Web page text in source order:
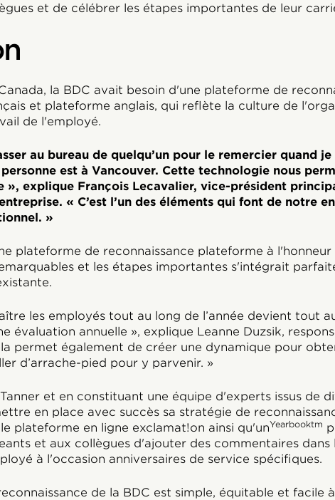
et de célébrer les étapes importantes de leur
la BDC avait besoin d'une plateforme de
et plateforme anglais, qui reflète la culture de
de l'employé.
au bureau de quelqu’un pour le remercier quand je
est à Vancouver. Cette technologie nous
», explique François Lecavalier, vice-président
« C’est l’un des éléments qui font de notre
»
plateforme de reconnaissance plateforme à l'honneur
et les étapes importantes s'intégrait
les employés tout au long de l’année devient tout
évaluation annuelle », explique Leanne Duzsik,
permet également de créer une dynamique pour
d’arrache-pied pour y parvenir. »
Tanner et en constituant une équipe d'experts issus de
en place avec succès sa stratégie de
plateforme en ligne exclamat!on ainsi qu'unYearbooktm
et aux collègues d'ajouter des commentaires dans
à l'occasion anniversaires de service spécifiques.
de la BDC est simple, équitable et facile